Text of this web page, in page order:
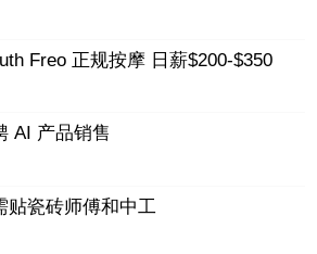
Freo 正规按摩 日薪$200-$350
AI 产品销售
贴瓷砖师傅和中工